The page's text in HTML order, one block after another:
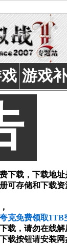
游戏
下载，下载地
可存储和下载
，
克免费领取1TB
载，请勿在线
载按钮请安装网